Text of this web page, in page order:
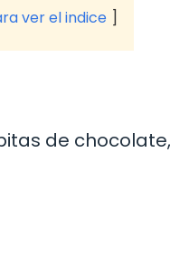
ver el indice
de